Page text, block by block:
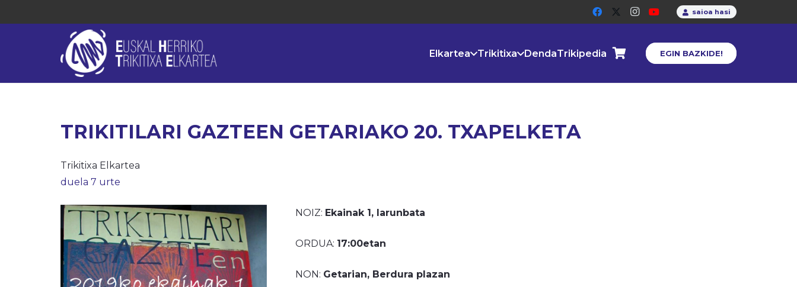
saioa hasi
Elkartea Trikitixa DendaTrikipedia EGIN BAZKIDE!
TRIKITILARI GAZTEEN GETARIAKO 20. TXAPELKETA
Trikitixa Elkartea
duela 7 urte
NOIZ: Ekainak 1, larunbata
ORDUA: 17:00etan
NON: Getarian, Berdura plazan